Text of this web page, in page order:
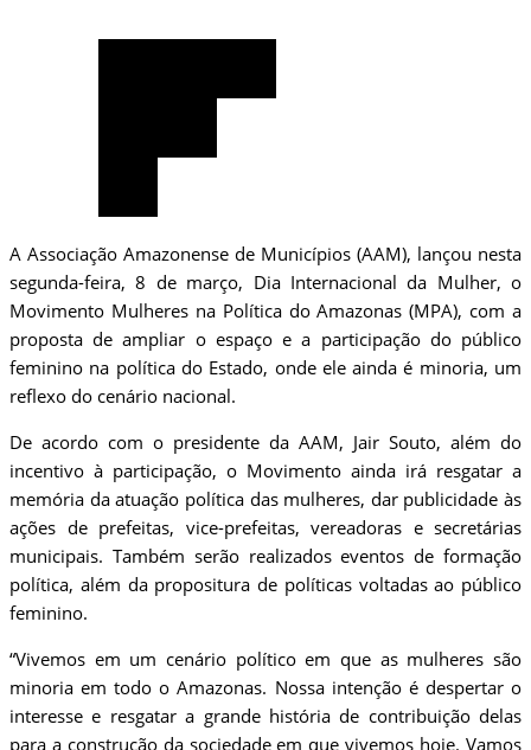
A Associação Amazonense de Municípios (AAM), lançou nesta
segunda-feira, 8 de março, Dia Internacional da Mulher, o
Movimento Mulheres na Política do Amazonas (MPA), com a
proposta de ampliar o espaço e a participação do público
feminino na política do Estado, onde ele ainda é minoria, um
reflexo do cenário nacional.
De acordo com o presidente da AAM, Jair Souto, além do
incentivo à participação, o Movimento ainda irá resgatar a
memória da atuação política das mulheres, dar publicidade às
ações de prefeitas, vice-prefeitas, vereadoras e secretárias
municipais. Também serão realizados eventos de formação
política, além da propositura de políticas voltadas ao público
feminino.
“Vivemos em um cenário político em que as mulheres são
minoria em todo o Amazonas. Nossa intenção é despertar o
interesse e resgatar a grande história de contribuição delas
para a construção da sociedade em que vivemos hoje. Vamos